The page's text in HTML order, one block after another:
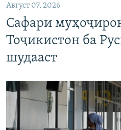
Август 07, 2026
Сафари
Тоҷикистон ба
шудааст